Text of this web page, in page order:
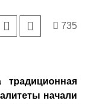
735
традиционная
начали